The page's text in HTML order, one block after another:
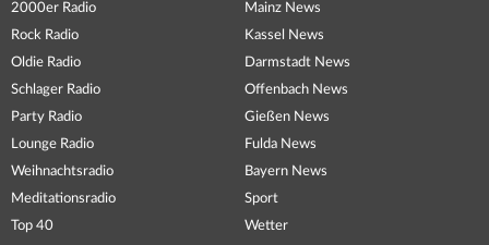
2000er Radio
Rock Radio
Oldie Radio
Schlager Radio
Party Radio
Lounge Radio
Weihnachtsradio
Meditationsradio
Top 40
Mainz News
Kassel News
Darmstadt News
Offenbach News
Gießen News
Fulda News
Bayern News
Sport
Wetter